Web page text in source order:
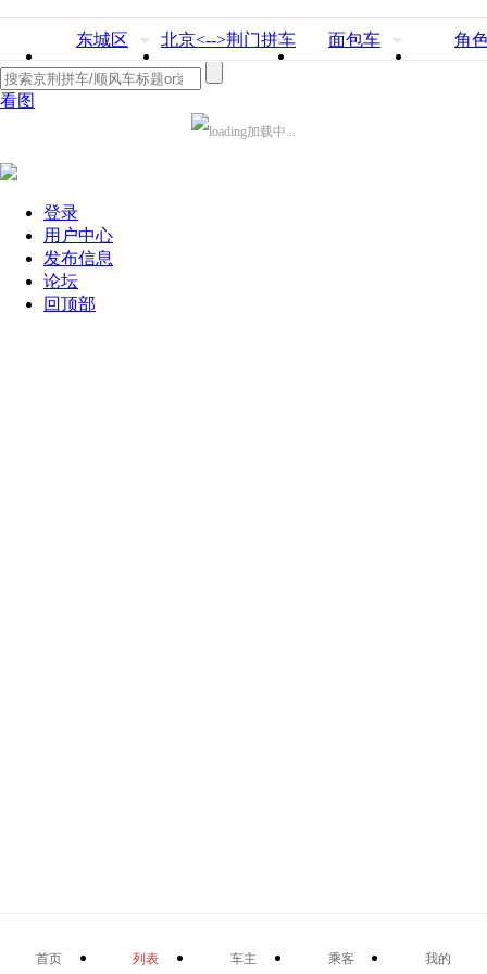
东城区 北京<-->荆门拼车 面包车 角
看图
加载中...
登录
用户中心
发布信息
论坛
回顶部
首页 列表 车主 乘客 我的